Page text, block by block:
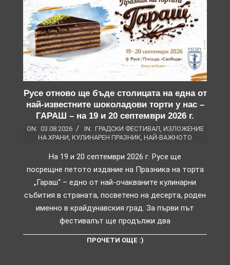
Русе отново ще бъде столицата на една от
най-известните шоколадови торти у нас –
ГАРАШ – на 19 и 20 септември 2026 г.
ON: 03.08.2026 IN: ГРАДСКИ ФЕСТИВАЛ ИЗЛОЖЕНИЕ
НА ХРАНИ КУЛИНАРЕН ПРАЗНИК НАЙ-ВАЖНОТО
На 19 и 20 септември 2026 г. Русе ще
посрещне петото издание на Празника на торта
„Гараш“ – едно от най-очакваните кулинарни
събития в страната, посветено на десерта, роден
именно в крайдунавския град. За първи път
фестивалът ще продължи два
ПРОЧЕТИ ОЩЕ :)